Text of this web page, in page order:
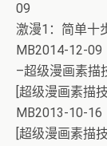
09
激漫1：简单十
MB2014-12-09
–超级漫画素描
[超级漫画素描
MB2013-10-16
[超级漫画素描